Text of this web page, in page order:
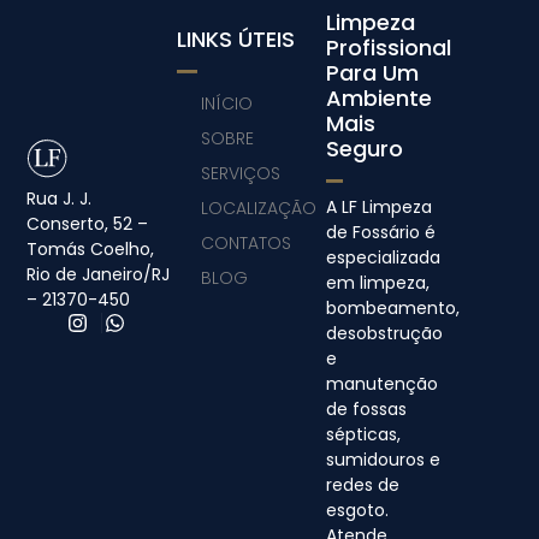
Rua J. J.
Conserto, 52 –
Tomás Coelho,
Rio de Janeiro/RJ
– 21370-450
Limpeza
Profissional
Para Um
Ambiente
Mais
Seguro
A LF Limpeza
de Fossário é
especializada
em limpeza,
bombeamento,
desobstrução
e
manutenção
de fossas
sépticas,
sumidouros e
redes de
esgoto.
LINKS ÚTEIS
INÍCIO
SOBRE
SERVIÇOS
LOCALIZAÇÃO
CONTATOS
BLOG